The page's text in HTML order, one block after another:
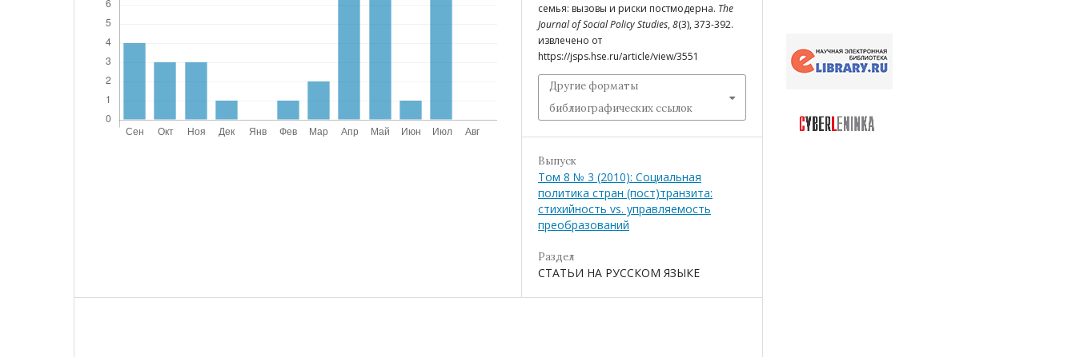
семья: вызовы и риски постмодерна. The
Journal of Social Policy Studies, 8(3), 373-392.
извлечено от
https://jsps.hse.ru/article/view/3551
Другие форматы
библиографических ссылок
Выпуск
Том 8 № 3 (2010): Социальная
политика стран (пост)транзита:
стихийность vs. управляемость
преобразований
Раздел
СТАТЬИ НА РУССКОМ ЯЗЫКЕ